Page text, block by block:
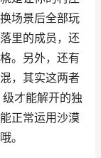
场景后全部玩
里的成员，还
。另外，还有
，其实这两者
才能解开的独
正常运用沙漠
。